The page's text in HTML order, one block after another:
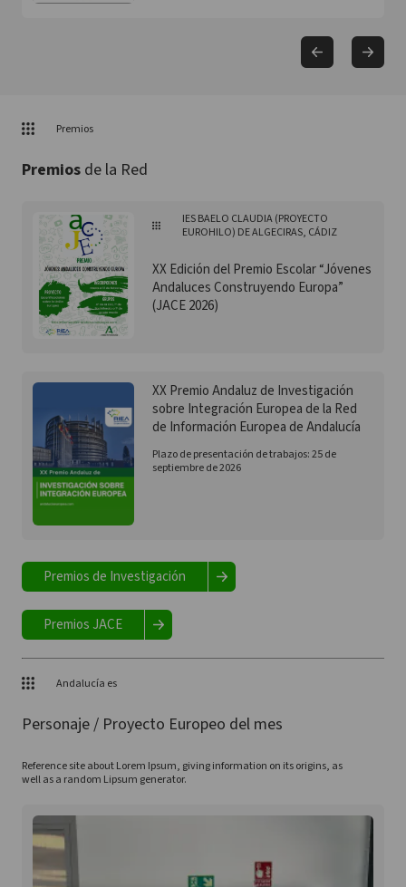
Premios
Premios de la Red
IES BAELO CLAUDIA (PROYECTO
EUROHILO) DE ALGECIRAS, CÁDIZ
XX Edición del Premio Escolar “Jóvenes
Andaluces Construyendo Europa”
(JACE 2026)
XX Premio Andaluz de Investigación
sobre Integración Europea de la Red
de Información Europea de Andalucía
Plazo de presentación de trabajos: 25 de
septiembre de 2026
Premios de Investigación
Premios JACE
Andalucía es
Personaje / Proyecto Europeo del mes
Reference site about Lorem Ipsum, giving information on its origins, as
well as a random Lipsum generator.